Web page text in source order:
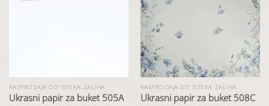
RASPRODAJA DO ISTEKA ZALIHA
Ukrasni papir za buket 505A
Dodaj
u listu
želja
RASPRODAJA DO ISTEKA ZALIHA
Ukrasni papir za buket 508C